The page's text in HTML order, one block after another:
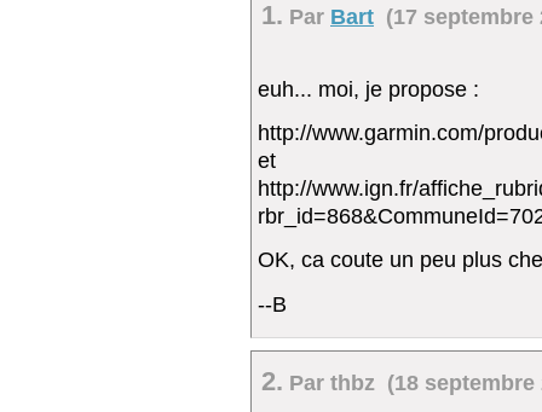
1. Par Bart (17 septembre
euh... moi, je propose :
http://www.garmin.com/
et
http://www.ign.fr/
OK, ca coute un peu plus
--B
2. Par thbz (18 septembre